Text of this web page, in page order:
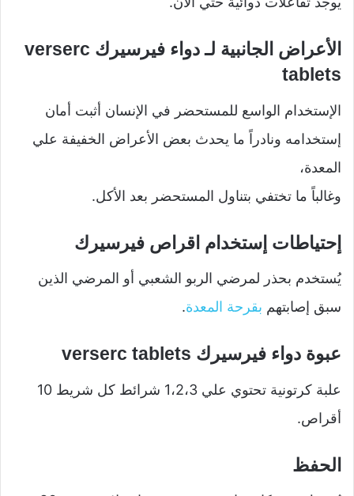
الأعراض الجانبية لـ دواء فيرسيرك verserc
tablets
الإستخدام الواسع للمستحضر في الإنسان أثبت أمان
إستخدامه ونادراً ما يحدث بعض الأعراض الخفيفة علي
المعدة،
وغالباً ما تختفي بتناول المستحضر بعد الأكل.
إحتياطات إستخدام اقراص فيرسيرك
يُستخدم بحذر لمرضي الربو الشعبي أو المرضي الذين
سبق إصابتهم بقرحة المعدة.
عبوة دواء فيرسيرك verserc tablets
علبة كرتونية تحتوي علي 1،2،3 شرائط كل شريط 10
أقراص.
الحفظ